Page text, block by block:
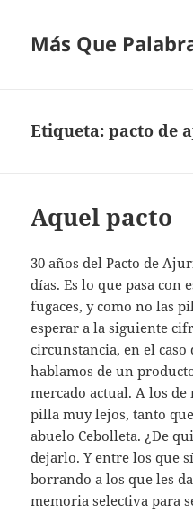
Más Que
Etiqueta:pacto de
Aquel pacto
30 años del Pacto de
días. Es lo que pasa con
fugaces, y como no las
esperar a la siguiente
circunstancia, en el caso
hablamos de un
mercado actual. A los
pilla muy lejos, tanto
abuelo Cebolleta. ¿De
dejarlo. Y entre los que
borrando a los que les
memoria selectiva para